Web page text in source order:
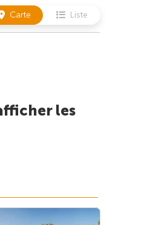
Carte Liste
les